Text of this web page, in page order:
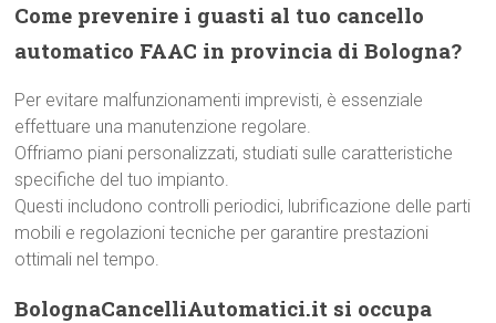
Come prevenire i guasti al tuo cancello
automatico FAAC in provincia di Bologna?
Per evitare malfunzionamenti imprevisti, è essenziale
effettuare una manutenzione regolare.
Offriamo piani personalizzati, studiati sulle caratteristiche
specifiche del tuo impianto.
Questi includono controlli periodici, lubrificazione delle parti
mobili e regolazioni tecniche per garantire prestazioni
ottimali nel tempo.
BolognaCancelliAutomatici.it si occupa